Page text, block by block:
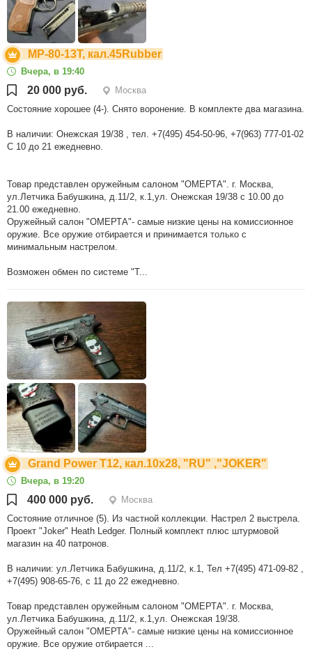
МР-80-13Т, кал.45Rubber
Вчера, в 19:40
20 000 руб.
Москва
Состояние хорошее (4-). Снято воронение. В комплекте два магазина.
В наличии: Онежская 19/38 , тел. +7(495) 454-50-96, +7(963) 777-01-02
С 10 до 21 ежедневно.
Товар представлен оружейным салоном "ОМЕРТА". г. Москва,
ул.Летчика Бабушкина, д.11/2, к.1,ул. Онежская 19/38 с 10.00 до
21.00 ежедневно.
Оружейный салон "ОМЕРТА"- самые низкие цены на комиссионное
оружие. Все оружие отбирается и принимается только с
минимальным настрелом.
Возможен обмен по системе "T...
Grand Power T12, кал.10х28, "RU" ,"JOKER"
Вчера, в 19:20
400 000 руб.
Москва
Состояние отличное (5). Из частной коллекции. Настрел 2 выстрела.
Проект "Joker" Heath Ledger. Полный комплект плюс штурмовой
магазин на 40 патронов.
В наличии: ул.Летчика Бабушкина, д.11/2, к.1, Тел +7(495) 471-09-82 ,
+7(495) 908-65-76, с 11 до 22 ежедневно.
Товар представлен оружейным салоном "ОМЕРТА". г. Москва,
ул.Летчика Бабушкина, д.11/2, к.1,ул. Онежская 19/38.
Оружейный салон "ОМЕРТА"- самые низкие цены на комиссионное
оружие. Все оружие отбирается ...